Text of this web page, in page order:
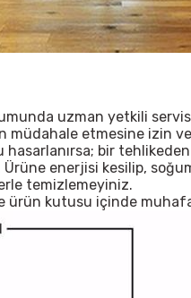
uzman yetkili
müdahale etmesine izin
bir
enerjisi kesilip,
temizlemeyiniz.
ürün kutusu içinde